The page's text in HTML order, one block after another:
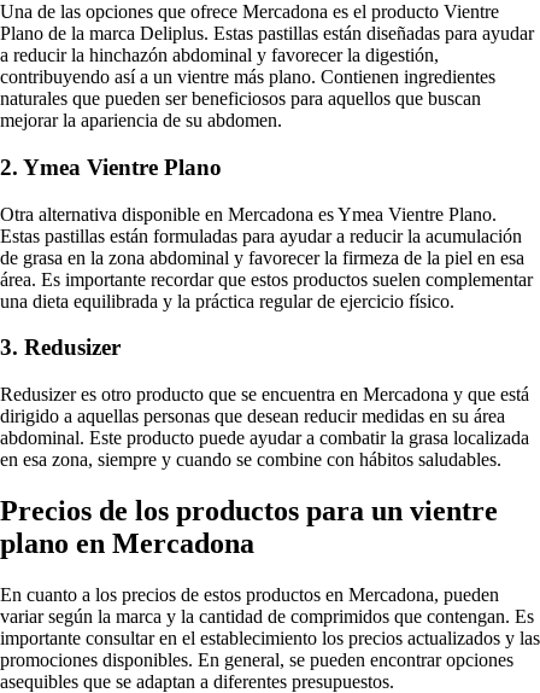
Una de las opciones que ofrece Mercadona es el producto Vientre
Plano de la marca Deliplus. Estas pastillas están diseñadas para ayudar
a reducir la hinchazón abdominal y favorecer la digestión,
contribuyendo así a un vientre más plano. Contienen ingredientes
naturales que pueden ser beneficiosos para aquellos que buscan
mejorar la apariencia de su abdomen.
2. Ymea Vientre Plano
Otra alternativa disponible en Mercadona es Ymea Vientre Plano.
Estas pastillas están formuladas para ayudar a reducir la acumulación
de grasa en la zona abdominal y favorecer la firmeza de la piel en esa
área. Es importante recordar que estos productos suelen complementar
una dieta equilibrada y la práctica regular de ejercicio físico.
3. Redusizer
Redusizer es otro producto que se encuentra en Mercadona y que está
dirigido a aquellas personas que desean reducir medidas en su área
abdominal. Este producto puede ayudar a combatir la grasa localizada
en esa zona, siempre y cuando se combine con hábitos saludables.
Precios de los productos para un vientre
plano en Mercadona
En cuanto a los precios de estos productos en Mercadona, pueden
variar según la marca y la cantidad de comprimidos que contengan. Es
importante consultar en el establecimiento los precios actualizados y las
promociones disponibles. En general, se pueden encontrar opciones
asequibles que se adaptan a diferentes presupuestos.